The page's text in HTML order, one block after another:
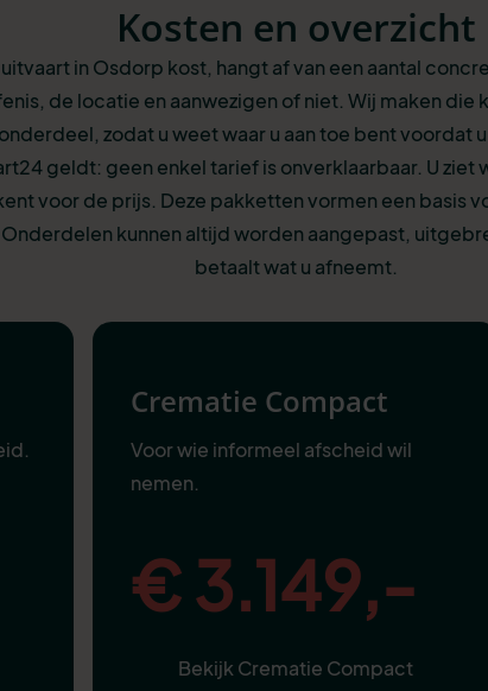
Kosten en overzicht
in Osdorp kost, hangt af van een aantal
de locatie en aanwezigen of niet. Wij maken die
onderdeel, zodat u weet waar u aan toe bent voordat
geldt: geen enkel tarief is onverklaarbaar. U ziet
voor de prijs. Deze pakketten vormen een basis
kunnen altijd worden aangepast,
betaalt wat u afneemt.
Crematie Compact
Voor wie informeel afscheid wil
nemen.
€ 3.149,-
Bekijk Crematie Compact